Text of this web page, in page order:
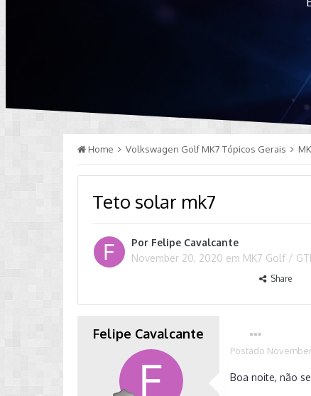
Home Volkswagen Golf MK7 Tópicos Gerais
Teto solar mk7
Por Felipe Cavalcante
November 20, 2020 em MK7 Golf /
Share
Felipe Cavalcante
Postado
Boa noite, não